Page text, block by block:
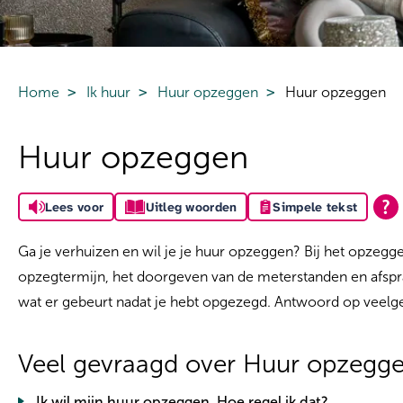
Home Ik huur Huur opzeggen Huur opzeggen
Huur opzeggen
Lees voor Uitleg woorden Simpele tekst
Ga je verhuizen en wil je je huur opzeggen? Bij het
opzegtermijn, het doorgeven van de meterstanden en
wat er gebeurt nadat je hebt opgezegd. Antwoord op
Veel gevraagd over Huur